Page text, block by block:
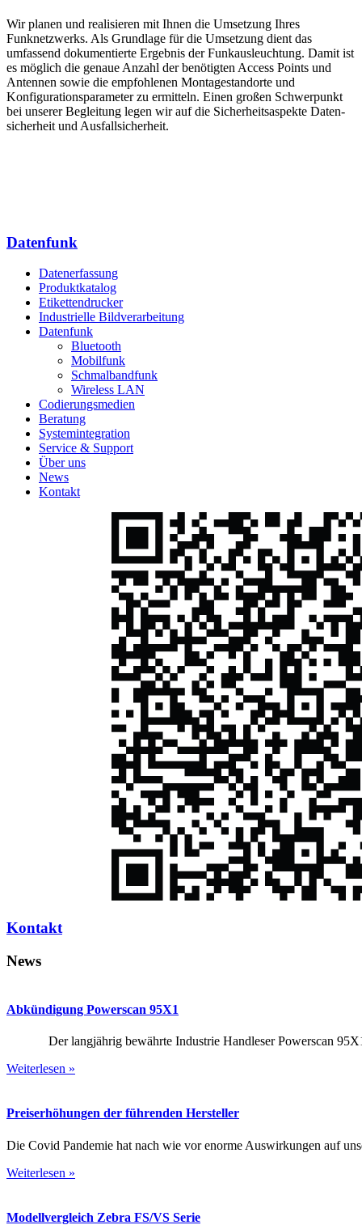
Wir planen und realisieren mit Ihnen die Umsetzung Ihres
Funknetzwerks. Als Grundlage für die Umsetzung dient das
umfassend dokumentierte Ergebnis der Funkausleuchtung. Damit ist
es möglich die genaue Anzahl der benötigten Access Points und
Antennen sowie die empfohlenen Montagestandorte und
Konfigurationsparameter zu ermitteln. Einen großen Schwerpunkt
bei unserer Begleitung legen wir auf die Sicherheitsaspekte Daten­
sicherheit und Ausfallsicherheit.
Datenfunk­
Datenerfassung
Produktkatalog
Etikettendrucker
Industrielle Bildverarbeitung
Datenfunk
Bluetooth
Mobilfunk
Schmalbandfunk
Wireless LAN
Codierungs­medien
Beratung
System­integration
Service & Support
Über uns
News
Kontakt
Kontakt
News
Abkündigung Powerscan 95X1
Der langjährig bewährte Industrie Handleser Powerscan 95X1
Weiterlesen »
Preiserhöhungen der führenden Hersteller
Die Covid Pandemie hat nach wie vor enorme Auswirkungen auf
Weiterlesen »
Modellvergleich Zebra FS/VS Serie